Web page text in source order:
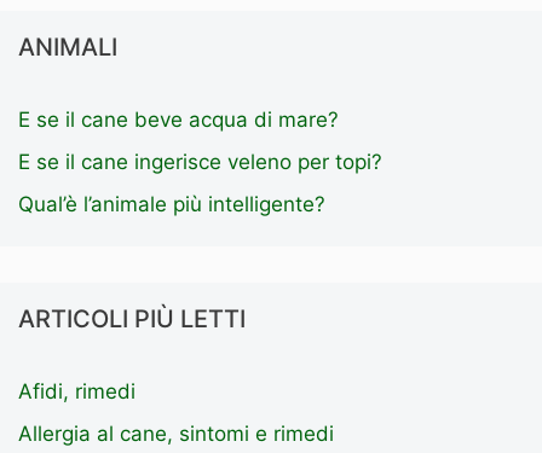
ANIMALI
E se il cane beve acqua di mare?
E se il cane ingerisce veleno per topi?
Qual’è l’animale più intelligente?
ARTICOLI PIÙ LETTI
Afidi, rimedi
Allergia al cane, sintomi e rimedi